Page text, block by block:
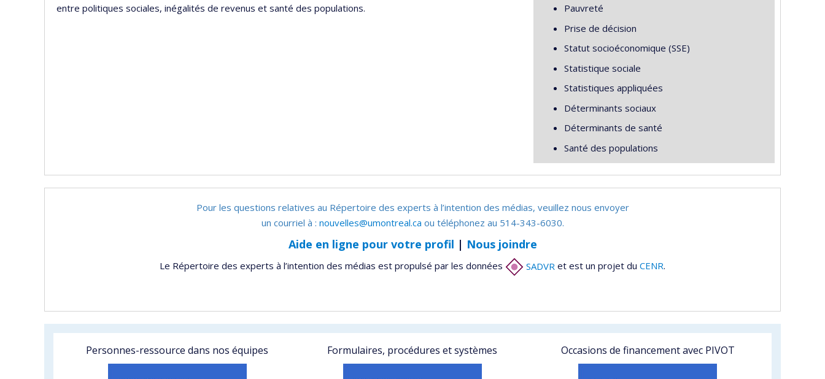
entre politiques sociales, inégalités de revenus et santé des populations.
Pauvreté
Prise de décision
Statut socioéconomique (SSE)
Statistique sociale
Statistiques appliquées
Déterminants sociaux
Déterminants de santé
Santé des populations
Pour les questions relatives au Répertoire des experts à l’intention des médias, veuillez nous envoyer
un courriel à : nouvelles@umontreal.ca ou téléphonez au 514-343-6030.
Aide en ligne pour votre profil | Nous joindre
Le Répertoire des experts à l’intention des médias est propulsé par les données SADVR et est un projet du CENR.
Personnes-ressource dans nos équipes Formulaires, procédures et systèmes Occasions de financement avec PIVOT